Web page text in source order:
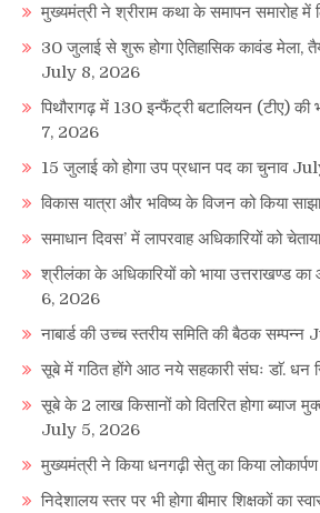
मुख्यमंत्री ने श्रीराम कथा के समापन समारोह में
30 जुलाई से शुरू होगा ऐतिहासिक कावंड मेला,
July 8, 2026
पिथौरागढ़ में 130 इन्फैंट्री बटालियन (टीए) की
7, 2026
15 जुलाई को होगा उप प्रधान पद का चुनाव
विकास यात्रा और भविष्य के विजन को किया साझा
समाधान दिवस’ में लापरवाह अधिकारियों को
श्रीलंका के अधिकारियों को भाया उत्तराखण्ड
6, 2026
नाबार्ड की उच्च स्तरीय समिति की बैठक सम्पन्न
सूबे में गठित होंगे आठ नये सहकारी संघः डाॅ. धन
सूबे के 2 लाख किसानों को वितरित होगा ब्याज
July 5, 2026
मुख्यमंत्री ने किया धनगढ़ी सेतु का किया लोकार्पण
निदेशालय स्तर पर भी होगा बीमार शिक्षकों का